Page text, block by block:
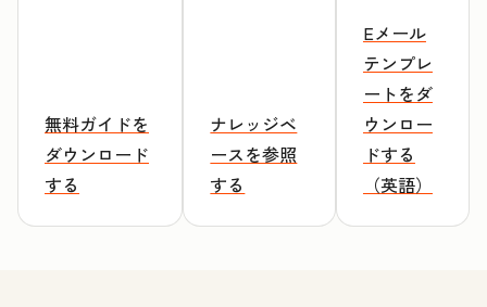
無料ガイドを
ダウンロード
する
ナレッジベ
ースを参照
する
Eメール
テンプレ
ートをダ
ウンロー
ドする
（英語）